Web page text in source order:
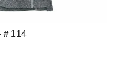
114